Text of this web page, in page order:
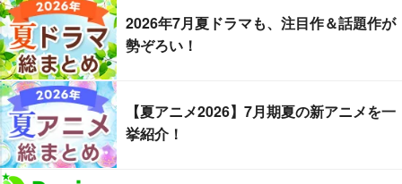
2026年7月夏ドラマも、注目作＆話題作が
勢ぞろい！
【夏アニメ2026】7月期夏の新アニメを一
挙紹介！